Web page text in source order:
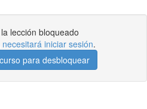
lección bloqueado
necesitará iniciar sesión.
para desbloquear